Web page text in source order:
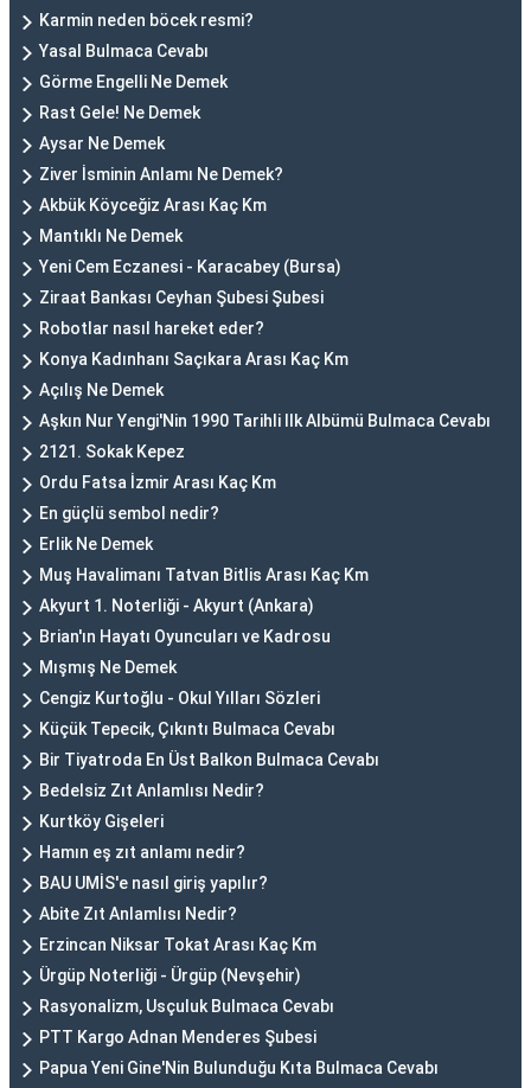
Karmin neden böcek resmi?
Yasal Bulmaca Cevabı
Görme Engelli Ne Demek
Rast Gele! Ne Demek
Aysar Ne Demek
Ziver İsminin Anlamı Ne Demek?
Akbük Köyceğiz Arası Kaç Km
Mantıklı Ne Demek
Yeni Cem Eczanesi - Karacabey (Bursa)
Ziraat Bankası Ceyhan Şubesi Şubesi
Robotlar nasıl hareket eder?
Konya Kadınhanı Saçıkara Arası Kaç Km
Açılış Ne Demek
Aşkın Nur Yengi'Nin 1990 Tarihli Ilk Albümü Bulmaca Cevabı
2121. Sokak Kepez
Ordu Fatsa İzmir Arası Kaç Km
En güçlü sembol nedir?
Erlik Ne Demek
Muş Havalimanı Tatvan Bitlis Arası Kaç Km
Akyurt 1. Noterliği - Akyurt (Ankara)
Brian'ın Hayatı Oyuncuları ve Kadrosu
Mışmış Ne Demek
Cengiz Kurtoğlu - Okul Yılları Sözleri
Küçük Tepecik, Çıkıntı Bulmaca Cevabı
Bir Tiyatroda En Üst Balkon Bulmaca Cevabı
Bedelsiz Zıt Anlamlısı Nedir?
Kurtköy Gişeleri
Hamın eş zıt anlamı nedir?
BAU UMİS'e nasıl giriş yapılır?
Abite Zıt Anlamlısı Nedir?
Erzincan Niksar Tokat Arası Kaç Km
Ürgüp Noterliği - Ürgüp (Nevşehir)
Rasyonalizm, Usçuluk Bulmaca Cevabı
PTT Kargo Adnan Menderes Şubesi
Papua Yeni Gine'Nin Bulunduğu Kıta Bulmaca Cevabı